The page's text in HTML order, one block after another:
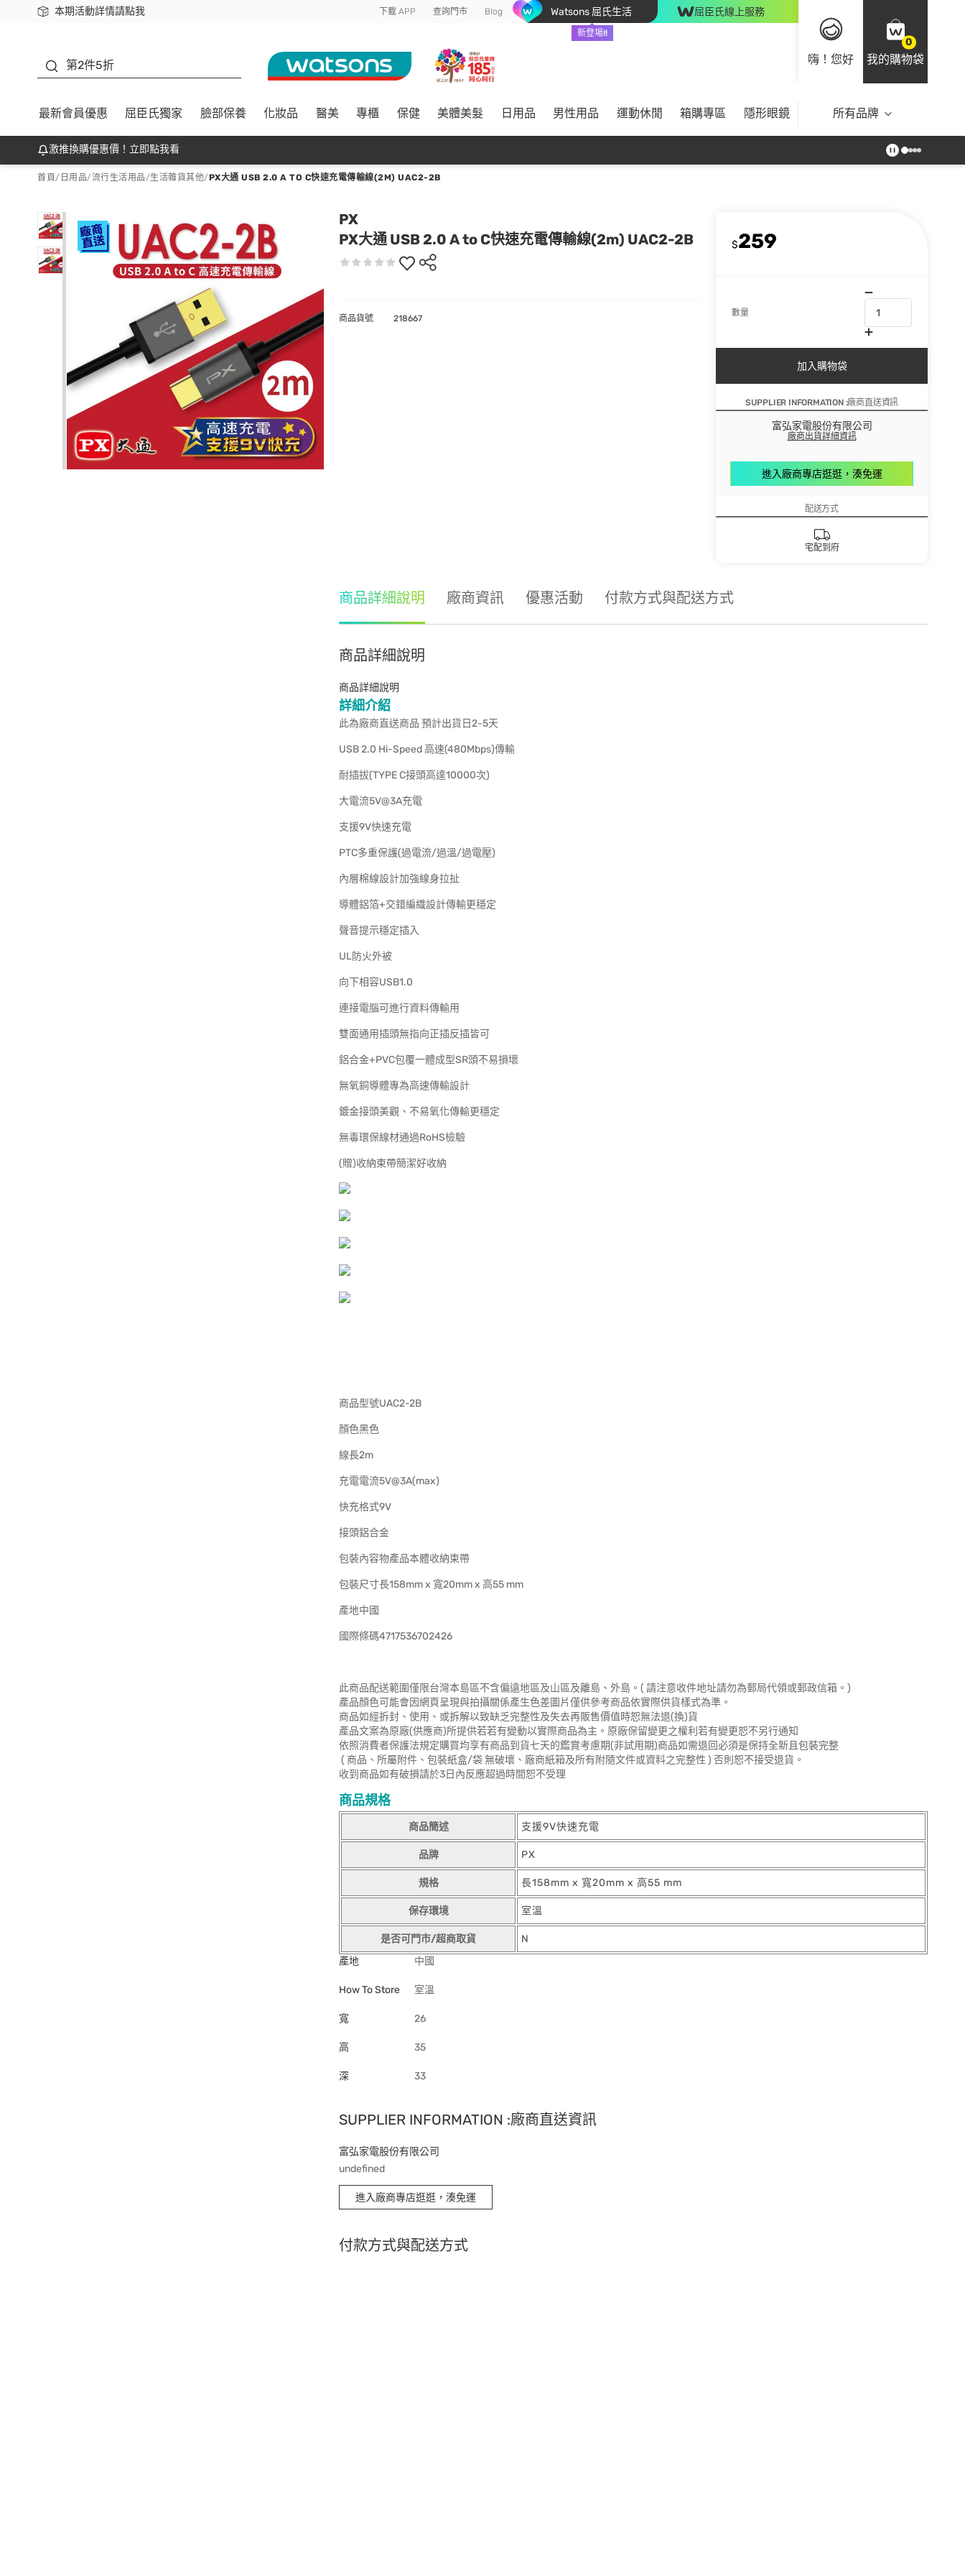
本期活動詳情請點我
下載app最高回饋$350 下載 APP 查詢門市 Blog Watsons 屈氏生活
新登場!!
屈臣氏線上服務
嗨！您好
0
我的購物袋
第2件5折
最新會員優惠 屈臣氏獨家 臉部保養 化妝品 醫美 專櫃 保健 美體美髮 日用品 男性用品 運動休閒 箱購專區 隱形眼鏡 所有品牌
激推換購優惠價！立即點我看
首頁/ 日用品/流行生活用品/生活雜貨其他/PX大通 USB 2.0 A TO C快速充電傳輸線(2M) UAC2-2B
PX
PX大通 USB 2.0 A to C快速充電傳輸線(2m) UAC2-2B
$259
數量
加入購物袋
SUPPLIER INFORMATION :廠商直送資訊
富弘家電股份有限公司
廠商出貨詳細資訊
進入廠商專店逛逛，湊免運
配送方式
宅配到府
商品貨號 218667
商品詳細說明 廠商資訊 優惠活動 付款方式與配送方式
商品詳細說明
商品詳細說明
詳細介紹
此為廠商直送商品 預計出貨日2-5天
USB 2.0 Hi-Speed 高速(480Mbps)傳輸
耐插拔(TYPE C接頭高達10000次)
大電流5V@3A充電
支援9V快速充電
PTC多重保護(過電流/過溫/過電壓)
內層棉線設計加強線身拉扯
導體鋁箔+交錯編織設計傳輸更穩定
聲音提示穩定插入
UL防火外被
向下相容USB1.0
連接電腦可進行資料傳輸用
雙面通用插頭無指向正插反插皆可
鋁合金+PVC包覆一體成型SR頭不易損壞
無氧銅導體專為高速傳輸設計
鍍金接頭美觀、不易氧化傳輸更穩定
無毒環保線材通過RoHS檢驗
(贈)收納束帶簡潔好收納
商品型號UAC2-2B
顏色黑色
線長2m
充電電流5V@3A(max)
快充格式9V
接頭鋁合金
包裝內容物產品本體收納束帶
包裝尺寸長158mm x 寬20mm x 高55 mm
產地中國
國際條碼4717536702426
此商品配送範圍僅限台灣本島區不含偏遠地區及山區及離島、外島。( 請注意收件地址請勿為郵局代領或郵政信箱。)
產品顏色可能會因網頁呈現與拍攝關係產生色差圖片僅供參考商品依實際供貨樣式為準。
商品如經拆封、使用、或拆解以致缺乏完整性及失去再販售價值時恕無法退(換)貨
產品文案為原廠(供應商)所提供若若有變動以實際商品為主。原廠保留變更之權利若有變更恕不另行通知
依照消費者保護法規定購買均享有商品到貨七天的鑑賞考慮期(非試用期)商品如需退回必須是保持全新且包裝完整
( 商品、所屬附件、包裝紙盒/袋 無破壞、廠商紙箱及所有附隨文件或資料之完整性 ) 否則恕不接受退貨。
收到商品如有破損請於3日內反應超過時間恕不受理
商品規格
商品簡述 支援9V快速充電
品牌 PX
規格 長158mm x 寬20mm x 高55 mm
保存環境 室溫
是否可門市/超商取貨
N
產地
中國
How To Store 室溫
寬 26
高 35
深 33
SUPPLIER INFORMATION :廠商直送資訊
富弘家電股份有限公司
undefined
進入廠商專店逛逛，湊免運
付款方式與配送方式